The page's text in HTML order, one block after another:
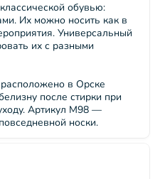
обувью:
Их можно носить как в
Универсальный
их с разными
в Орске
после стирки при
Артикул М98 —
носки.